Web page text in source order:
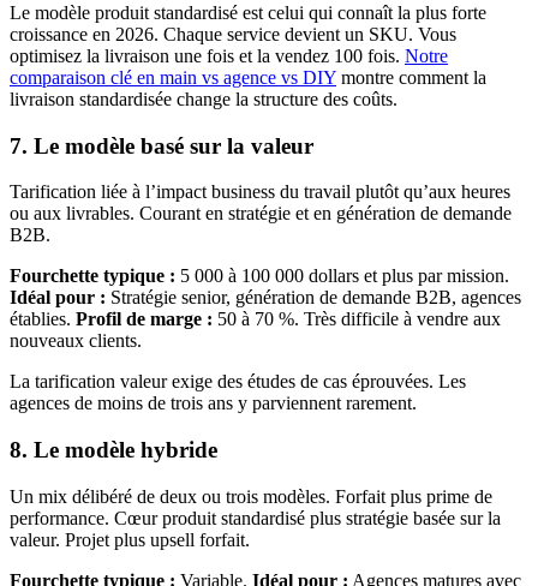
Le modèle produit standardisé est celui qui connaît la plus forte
croissance en 2026. Chaque service devient un SKU. Vous
optimisez la livraison une fois et la vendez 100 fois. Notre
comparaison clé en main vs agence vs DIY montre comment la
livraison standardisée change la structure des coûts.
7. Le modèle basé sur la valeur
Tarification liée à l’impact business du travail plutôt qu’aux heures
ou aux livrables. Courant en stratégie et en génération de demande
B2B.
Fourchette typique : 5 000 à 100 000 dollars et plus par mission.
Idéal pour : Stratégie senior, génération de demande B2B, agences
établies. Profil de marge : 50 à 70 %. Très difficile à vendre aux
nouveaux clients.
La tarification valeur exige des études de cas éprouvées. Les
agences de moins de trois ans y parviennent rarement.
8. Le modèle hybride
Un mix délibéré de deux ou trois modèles. Forfait plus prime de
performance. Cœur produit standardisé plus stratégie basée sur la
valeur. Projet plus upsell forfait.
Fourchette typique : Variable. Idéal pour : Agences matures avec